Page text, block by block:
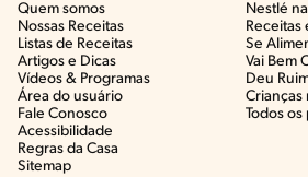
Quem somos
Nossas Receitas
Listas de Receitas​
Artigos e Dicas​
Vídeos & Programas​
Área do usuário
Fale Conosco
Acessibilidade
Regras da Casa
Sitemap
Nestlé
Receitas
Se
Vai Bem
Deu
Crianças
Todos